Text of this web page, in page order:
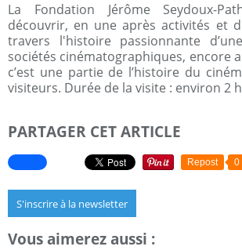
La Fondation Jérôme Seydoux-
découvrir, en une après activités et
travers l'histoire passionnante
sociétés cinématographiques, encore
c’est une partie de l’histoire du
visiteurs. Durée de la visite : environ 2
PARTAGER CET ARTICLE
Repost 0
S'inscrire à la newsletter
Vous aimerez aussi :